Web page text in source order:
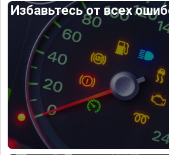
Избавьтесь от всех